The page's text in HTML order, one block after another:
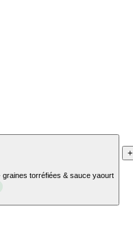
graines torréfiées & sauce yaourt
+